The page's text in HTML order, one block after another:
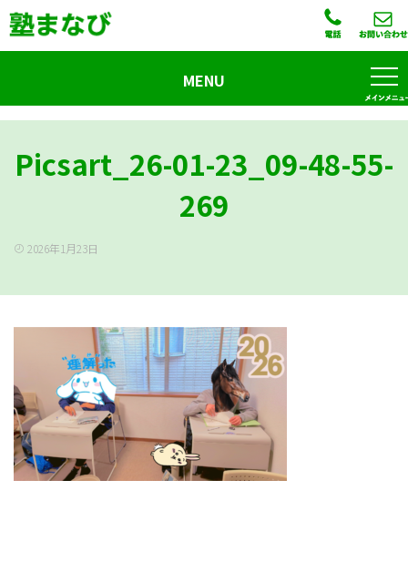
Picsart_26-01-23_09-48-55-
269
2026年1月23日
MENU